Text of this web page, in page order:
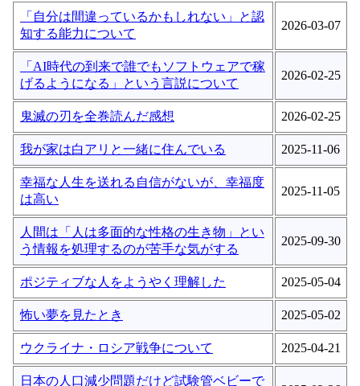
「自分は間違っているかもしれない」と認
知する能力について
2026-03-07
「AI時代の到来で誰でもソフトウェアで稼
げるようになる」という言説について
2026-02-25
鬼滅の刃を全巻読んだ感想 2026-02-25
我が家は白アリと一緒に住んでいる 2025-11-06
幸福な人生を送れる自信がないが、幸福度
は高い
2025-11-05
人間は「人は多面的な性格の生き物」とい
う情報を処理するのが苦手な気がする
2025-09-30
ポジティブな人をようやく理解した 2025-05-04
怖い夢を見たとき 2025-05-02
ウクライナ・ロシア戦争について 2025-04-21
日本の人口減少問題だけど試験管ベビーで